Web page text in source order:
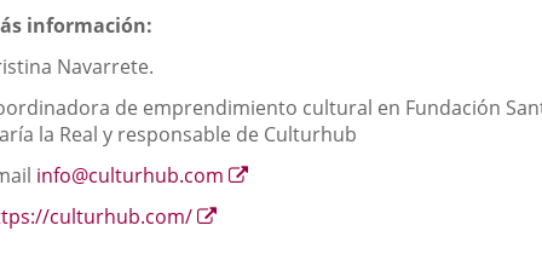
información:
Navarrete.
de emprendimiento cultural en Fundación
la Real y responsable de Culturhub
info@culturhub.com
Enlace
culturhub.com/
Enlace